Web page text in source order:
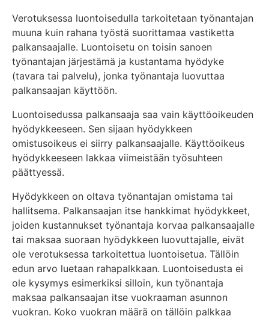
Verotuksessa luontoisedulla tarkoitetaan työnantajan
muuna kuin rahana työstä suorittamaa vastiketta
palkansaajalle. Luontoisetu on toisin sanoen
työnantajan järjestämä ja kustantama hyödyke
(tavara tai palvelu), jonka työnantaja luovuttaa
palkansaajan käyttöön.
Luontoisedussa palkansaaja saa vain käyttöoikeuden
hyödykkeeseen. Sen sijaan hyödykkeen
omistusoikeus ei siirry palkansaajalle. Käyttöoikeus
hyödykkeeseen lakkaa viimeistään työsuhteen
päättyessä.
Hyödykkeen on oltava työnantajan omistama tai
hallitsema. Palkansaajan itse hankkimat hyödykkeet,
joiden kustannukset työnantaja korvaa palkansaajalle
tai maksaa suoraan hyödykkeen luovuttajalle, eivät
ole verotuksessa tarkoitettua luontoisetua. Tällöin
edun arvo luetaan rahapalkkaan. Luontoisedusta ei
ole kysymys esimerkiksi silloin, kun työnantaja
maksaa palkansaajan itse vuokraaman asunnon
vuokran. Koko vuokran määrä on tällöin palkkaa